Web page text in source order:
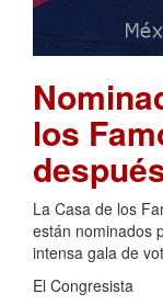
los
La Casa de los
están nominados
intensa gala de
El Congresista